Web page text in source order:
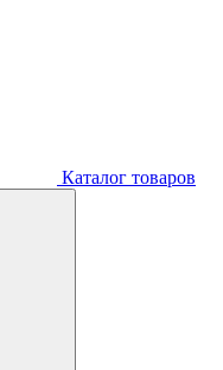
Каталог товаров